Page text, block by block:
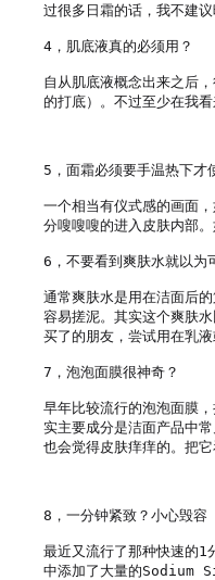
过很多日霜的话，我不建
4，肌底液真的必须用？
自从肌底液概念出来之后
的打底）。不过至少在我
5，面霜必须要手温热下才
一个相当有仪式感的画面
分嗖嗖嗖的进入皮肤内部
6，不要看到爽肤水就以为
通常爽肤水是用在洁面后
容易搓泥。其实这个爽肤
买了的朋友，尝试用在乳液
7，泡泡面膜很神奇？
早年比较流行的泡泡面膜
实主要成分是洁面产品中
也会觉得皮肤痒痒的。把
8，一分钟紧致？小心毁容
最近又流行了那种快速的1
中添加了大量的Sodium